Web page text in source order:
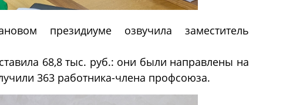
президиуме озвучила заместитель
68,8 тыс. руб.: они были направлены на
363 работника-члена профсоюза.